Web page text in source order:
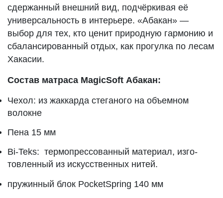
сдержанный внешний вид, подчёркивая её
универсальность в интерьере. «Абакан» —
выбор для тех, кто ценит природную гармонию и
сбалансированный отдых, как прогулка по лесам
Хакасии.
Состав матраса MagicSoft Абакан:
Чехол: из жаккарда стеганого на объемном
волокне
Пена 15 мм
Bi-Teks: термопрессованный материал, изго­
товленный из искусственных нитей.
пружинный блок PocketSpring 140 мм